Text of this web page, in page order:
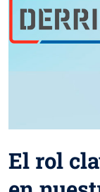
El rol